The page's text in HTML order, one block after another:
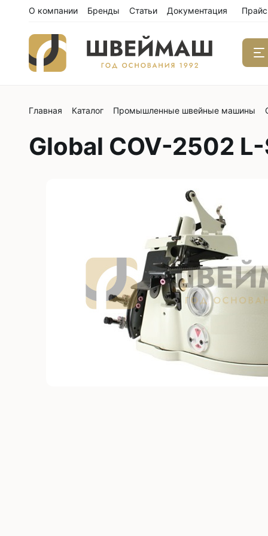
О компании Бренды Статьи Документация Прайс
С
Без
С
Машины
Главная Каталог Промышленные швейные машины
Global COV-2502